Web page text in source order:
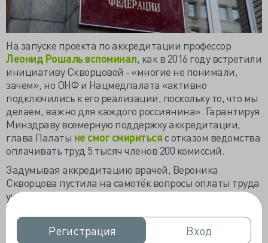
Регистрация
Регистрация Вход
Вход
На запуске проекта по аккредитации профессор
Леонид Рошаль вспоминал, как в 2016 году встретили
инициативу Скворцовой - «многие не понимали,
зачем», но ОНФ и Нацмедпалата «активно
подключились к его реализации, поскольку то, что мы
делаем, важно для каждого россиянина». Гарантируя
Минздраву всемерную поддержку аккредитации,
глава Палаты не смог смиритьсяс отказом ведомства
оплачивать труд 5 тысяч членов 200 комиссий.
Задумывая аккредитацию врачей, Вероника
Скворцова пустила на самотёк вопросы оплаты труда
участников комиссий и не обращала внимания на
необходимость отрыва экспертов от основной работы
на время экзаменов. Впервые за пятилетку Минздрав
вернулся к вопросу оплаты труда членов комиссий в